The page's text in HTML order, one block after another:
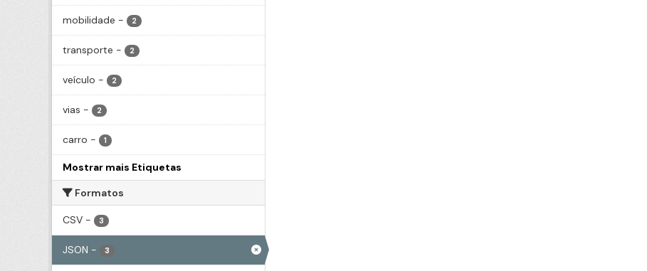
mobilidade - 2
transporte - 2
veículo - 2
vias - 2
carro - 1
Mostrar mais Etiquetas
Formatos
CSV - 3
JSON - 3